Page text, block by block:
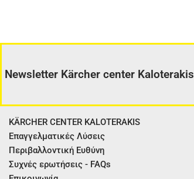
Newsletter Kärcher center Kaloterakis
KÄRCHER CENTER KALOTERAKIS
Επαγγελματικές Λύσεις
Περιβαλλοντική Ευθύνη
Συχνές ερωτήσεις - FAQs